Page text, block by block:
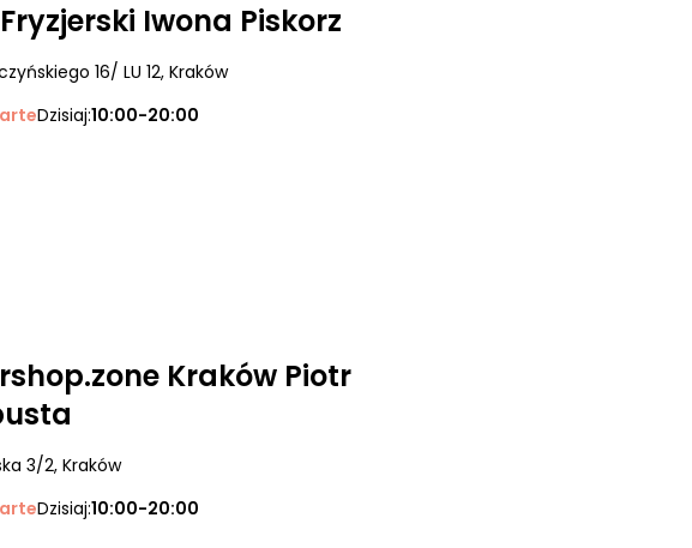
Iwona Piskorz
16/ LU 12, Kraków
Dzisiaj:10:00-20:00
Kraków Piotr
3/2, Kraków
Dzisiaj:10:00-20:00